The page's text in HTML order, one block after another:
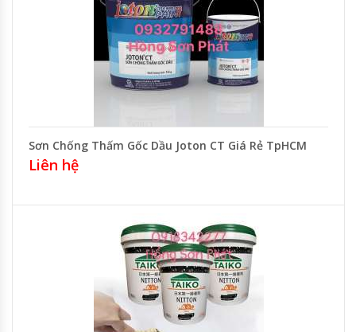
Sơn Chống Thấm Gốc Dầu Joton CT Giá Rẻ TpHCM
Liên hệ